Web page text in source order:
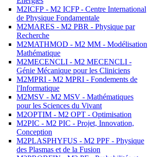
M2ICFP - M2 ICFP - Centre International
de Physique Fondamentale
M2MARES - M2 PBR - Physique par
Recherche
M2MATHMOD - M2 MM - Modélisation
Mathématique
M2MECENCLI - M2 MECENCLI -
Génie Mécanique pour les Cliniciens
M2MPRI - M2 MPRI - Fondements de
l'Informatique
M2MSV - M2 MSV - Mathématiques
pour les Sciences du Vivant
M2OPTIM - M2 OPT - Optimisation
M2PIC - M2 PIC - Projet, Innovation,
Conception
M2PLASPHYFUS - M2 PPF - Physique
des Plasmas et de la Fusion